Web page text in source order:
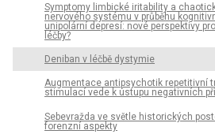
Symptomy limbické iritability a
nervového systému v průběhu
unipolární depresí: nové perspektivy
léčby?
Deniban v léčbě dystymie
Augmentace antipsychotik repetitivní
stimulací vede k ústupu negativních
Sebevražda ve světle historických
forenzní aspekty